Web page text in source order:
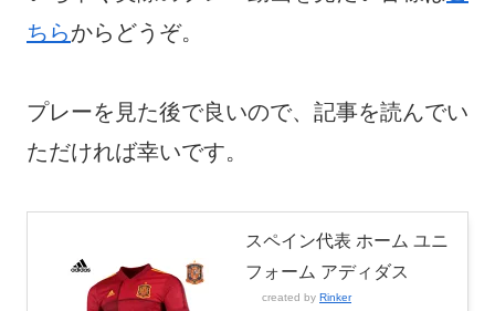
ちらからどうぞ。
プレーを見た後で良いので、記事を読んでい
ただければ幸いです。
スペイン代表 ホーム ユニ
フォーム アディダス
created by Rinker